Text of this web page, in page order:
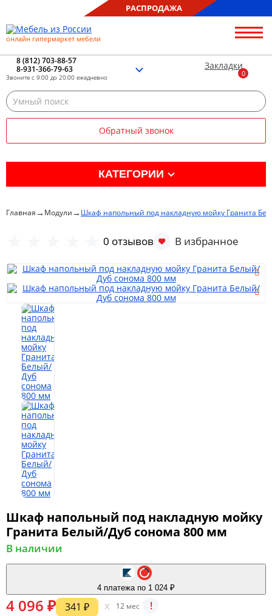
РАСПРОДАЖА
Контакты
Благотворительность
Блог
Сборка
Оплата
Отзывы
Закладки
онлайн гипермаркет мебели
8 (812) 703-88-57
8-931-366-79-63
Звоните с 9:00 до 20:00 ежедневно
Обратный звонок
КАТЕГОРИИ
Кухня
Гостиная
Мягкая мебель
Шкафы
Спальня
Детская
Офис
Комоды
Главная→ Модули→ Шкаф напольный под накладную мойку Гранита
0 отзывов
Шкаф напольный под накладную мойку
Гранита Белый/Дуб сонома 800 мм
В наличии
4 платежа по 1 024 ₽
4 096 ₽ 341 ₽ x 12 мес !